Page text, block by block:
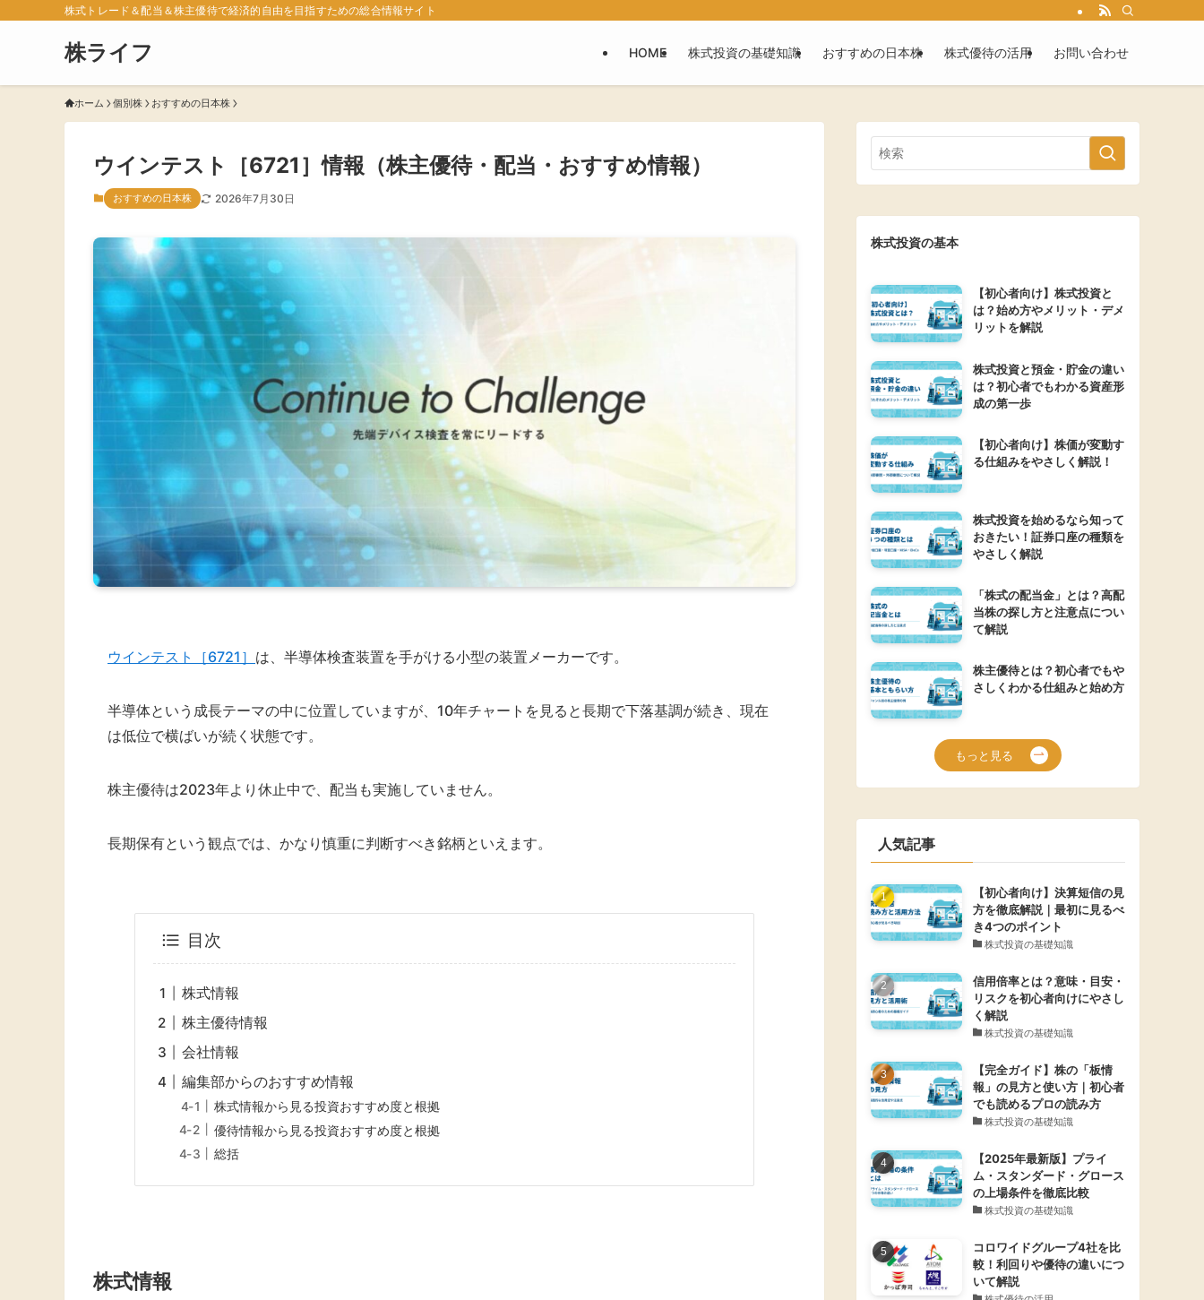
株式トレード＆配当＆株主優待で経済的自由を目指すための総合情報サイト
株ライフ HOME 株式投資の基礎知識 おすすめの日本株 株式優待の活用 お問い合わせ
ホーム 個別株 おすすめの日本株
ウインテスト［6721］情報（株主優待・配当・おすすめ情報）
おすすめの日本株 2026年7月30日
ウインテスト［6721］ は、半導体検査装置を手がける小型の装置メーカーです。
半導体という成長テーマの中に位置していますが、10年チャートを見ると長期で下落基調が続き、現在
は低位で横ばいが続く状態です。
株主優待は2023年より休止中で、配当も実施していません。
長期保有という観点では、かなり慎重に判断すべき銘柄といえます。
目次
株式情報
株主優待情報
会社情報
編集部からのおすすめ情報
株式情報から見る投資おすすめ度と根拠
優待情報から見る投資おすすめ度と根拠
総括
株式情報
株式投資の基本
【初心者向け】株式投資と
は？始め方やメリット・デメ
リットを解説
株式投資と預金・貯金の違い
は？初心者でもわかる資産形
成の第一歩
【初心者向け】株価が変動す
る仕組みをやさしく解説！
株式投資を始めるなら知って
おきたい！証券口座の種類を
やさしく解説
「株式の配当金」とは？高配
当株の探し方と注意点につい
て解説
株主優待とは？初心者でもや
さしくわかる仕組みと始め方
もっと見る
人気記事
【初心者向け】決算短信の見
方を徹底解説｜最初に見るべ
き4つのポイント
株式投資の基礎知識
信用倍率とは？意味・目安・
リスクを初心者向けにやさし
く解説
株式投資の基礎知識
【完全ガイド】株の「板情
報」の見方と使い方｜初心者
でも読めるプロの読み方
株式投資の基礎知識
【2025年最新版】プライ
ム・スタンダード・グロース
の上場条件を徹底比較
株式投資の基礎知識
コロワイドグループ4社を比
較！利回りや優待の違いにつ
いて解説